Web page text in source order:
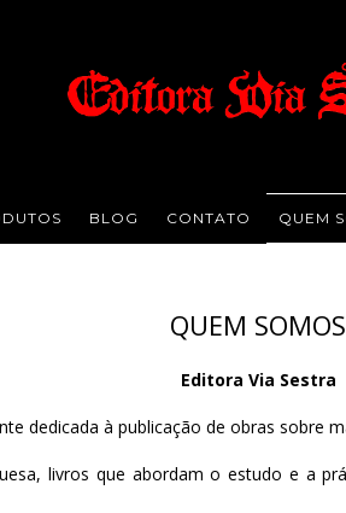
BLOG CONTATO QUEM
QUEM SOMOS
Editora Via Sestra
dedicada à publicação de obras sobre
livros que abordam o estudo e a